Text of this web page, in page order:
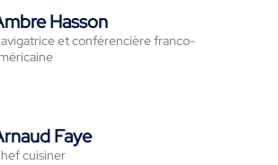
Hasson
et conférencière franco-
Faye
cuisiner